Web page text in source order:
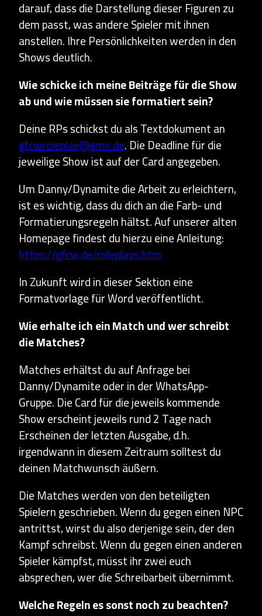
darauf, dass die Darstellung dieser Figuren zu
dem passt, was andere Spieler mit ihnen
anstellen. Ihre Persönlichkeiten werden in den
Shows deutlich.
Wie schicke ich meine Beiträge für die Show
ab und wie müssen sie formatiert sein?
Deine RPs schickst du als Textdokument an
gfcwroleplay@gmx.de. Die Deadline für die
jeweilige Show ist auf der Card angegeben.
Um Danny/Dynamite die Arbeit zu erleichtern,
ist es wichtig, dass du dich an die Farb- und
Formatierungsregeln hältst. Auf unserer alten
Homepage findest du hierzu eine Anleitung:
https://gfcw.de/roleplays.htm
In Zukunft wird in dieser Sektion eine
Formatvorlage für Word veröffentlicht.
Wie erhalte ich ein Match und wer schreibt
die Matches?
Matches erhältst du auf Anfrage bei
Danny/Dynamite oder in der WhatsApp-
Gruppe. Die Card für die jeweils kommende
Show erscheint jeweils rund 2 Tage nach
Erscheinen der letzten Ausgabe, d.h.
irgendwann in diesem Zeitraum solltest du
deinen Matchwunsch äußern.
Die Matches werden von den beteiligten
Spielern geschrieben. Wenn du gegen einen NPC
antrittst, wirst du also derjenige sein, der den
Kampf schreibst. Wenn du gegen einen anderen
Spieler kämpfst, müsst ihr zwei euch
absprechen, wer die Schreibarbeit übernimmt.
Welche Regeln es sonst noch zu beachten?